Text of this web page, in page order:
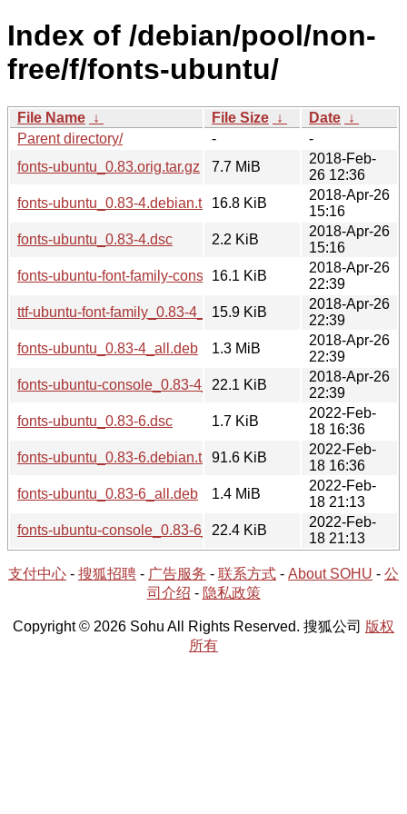
Index of /debian/pool/non-
free/f/fonts-ubuntu/
File Name ↓ File Size ↓ Date ↓
Parent directory/
-
-
fonts-ubuntu_0.83.orig.tar.gz
7.7 MiB
2018-Feb-
26 12:36
fonts-ubuntu_0.83-4.debian.tar.xz16.8 KiB
2018-Apr-26
15:16
fonts-ubuntu_0.83-4.dsc
2.2 KiB
2018-Apr-26
15:16
fonts-ubuntu-font-family-console_0.83-4_all.deb
16.1 KiB
2018-Apr-26
22:39
ttf-ubuntu-font-family_0.83-4_all.deb
15.9 KiB
2018-Apr-26
22:39
fonts-ubuntu_0.83-4_all.deb
1.3 MiB
2018-Apr-26
22:39
fonts-ubuntu-console_0.83-4_all.deb
22.1 KiB
2018-Apr-26
22:39
fonts-ubuntu_0.83-6.dsc
1.7 KiB
2022-Feb-
18 16:36
fonts-ubuntu_0.83-6.debian.tar.xz91.6 KiB
2022-Feb-
18 16:36
fonts-ubuntu_0.83-6_all.deb
1.4 MiB
2022-Feb-
18 21:13
fonts-ubuntu-console_0.83-6_all.deb
22.4 KiB
2022-Feb-
18 21:13
支付中心 - 搜狐招聘 - 广告服务 - 联系方式 - About SOHU - 公
司介绍 - 隐私政策
Copyright © 2026 Sohu All Rights Reserved. 搜狐公司 版权
所有